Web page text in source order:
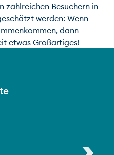
zahlreichen Besuchern in
werden: Wenn
dann
etwas Großartiges!